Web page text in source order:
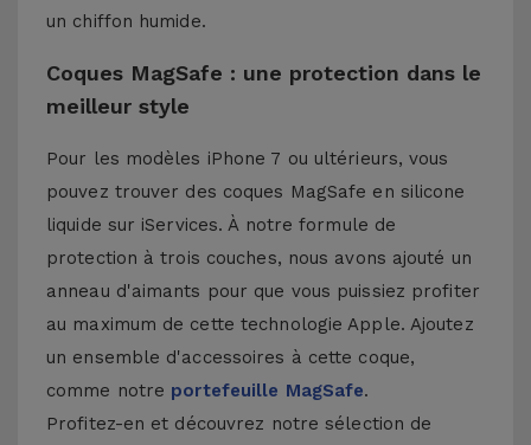
un chiffon humide.
Coques MagSafe : une protection dans le
meilleur style
Pour les modèles iPhone 7 ou ultérieurs, vous
pouvez trouver des coques MagSafe en silicone
liquide sur iServices. À notre formule de
protection à trois couches, nous avons ajouté un
anneau d'aimants pour que vous puissiez profiter
au maximum de cette technologie Apple. Ajoutez
un ensemble d'accessoires à cette coque,
comme notre portefeuille MagSafe.
Profitez-en et découvrez notre sélection de